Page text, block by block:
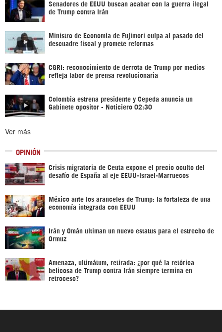
Senadores de EEUU buscan acabar con la guerra ilegal
de Trump contra Irán
Ministro de Economía de Fujimori culpa al pasado del
descuadre fiscal y promete reformas
CGRI: reconocimiento de derrota de Trump por medios
refleja labor de prensa revolucionaria
Colombia estrena presidente y Cepeda anuncia un
Gabinete opositor - Noticiero 02:30
Ver más
OPINIÓN
Crisis migratoria de Ceuta expone el precio oculto del
desafío de España al eje EEUU-Israel-Marruecos
México ante los aranceles de Trump: la fortaleza de una
economía integrada con EEUU
Irán y Omán ultiman un nuevo estatus para el estrecho de
Ormuz
Amenaza, ultimátum, retirada: ¿por qué la retórica
belicosa de Trump contra Irán siempre termina en
retroceso?